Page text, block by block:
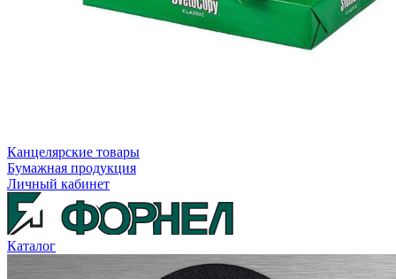
Канцелярские товары
Бумажная продукция
Личный кабинет
Каталог